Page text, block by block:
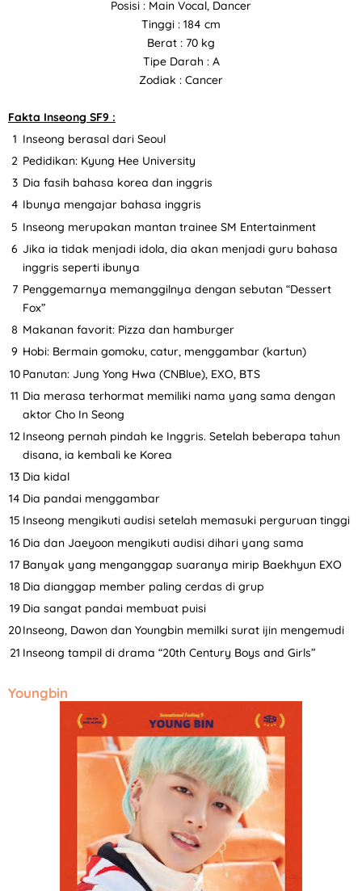
Posisi : Main Vocal, Dancer
Tinggi : 184 cm
Berat : 70 kg
Tipe Darah : A
Zodiak : Cancer
Fakta Inseong SF9 :
Inseong berasal dari Seoul
Pedidikan: Kyung Hee University
Dia fasih bahasa korea dan inggris
Ibunya mengajar bahasa inggris
Inseong merupakan mantan trainee SM Entertainment
Jika ia tidak menjadi idola, dia akan menjadi guru bahasa
inggris seperti ibunya
Penggemarnya memanggilnya dengan sebutan “Dessert
Fox”
Makanan favorit: Pizza dan hamburger
Hobi: Bermain gomoku, catur, menggambar (kartun)
Panutan: Jung Yong Hwa (CNBlue), EXO, BTS
Dia merasa terhormat memiliki nama yang sama dengan
aktor Cho In Seong
Inseong pernah pindah ke Inggris. Setelah beberapa tahun
disana, ia kembali ke Korea
Dia kidal
Dia pandai menggambar
Inseong mengikuti audisi setelah memasuki perguruan tinggi
Dia dan Jaeyoon mengikuti audisi dihari yang sama
Banyak yang menganggap suaranya mirip Baekhyun EXO
Dia dianggap member paling cerdas di grup
Dia sangat pandai membuat puisi
Inseong, Dawon dan Youngbin memilki surat ijin mengemudi
Inseong tampil di drama “20th Century Boys and Girls”
Youngbin